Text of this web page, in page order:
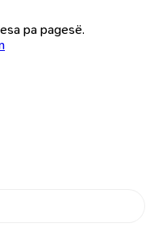
pa pagesë.